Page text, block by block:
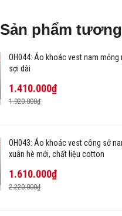
Sản phẩm
OH044: Áo khoác vest nam
sợi dài
1.410.000₫
1.920.000₫
OH043: Áo khoác vest công sở
xuân hè mới, chất liệu cotton
1.610.000₫
2.220.000₫